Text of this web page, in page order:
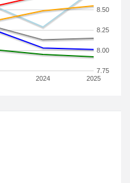
2024 2025
7.75
8.00
8.25
8.50